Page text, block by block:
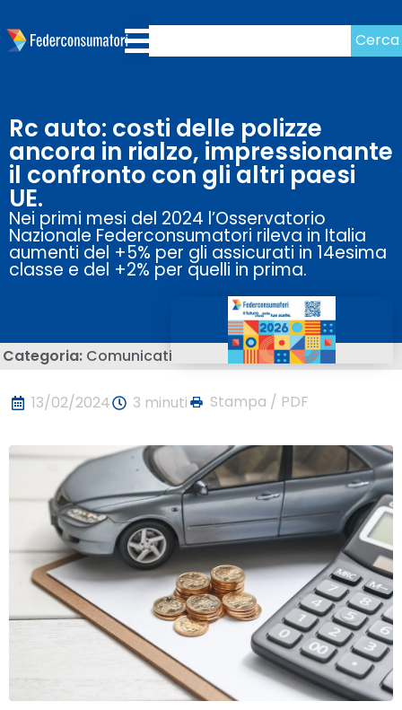
Cerca
Rc auto: costi delle polizze
ancora in rialzo, impressionante
il confronto con gli altri paesi
UE.
Nei primi mesi del 2024 l’Osservatorio
Nazionale Federconsumatori rileva in Italia
aumenti del +5% per gli assicurati in 14esima
classe e del +2% per quelli in prima.
Categoria: Comunicati
13/02/2024 3 minuti Stampa / PDF